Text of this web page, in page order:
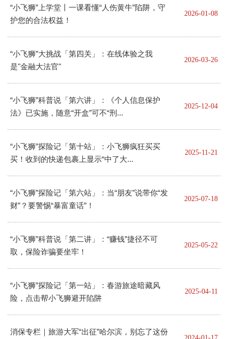
“小飞狮”上学堂丨一课看懂“人伤黄牛”陷阱，守
护您的合法权益！
2026-01-08
“小飞狮”大挑战「第四关」：在线体验之我
是"金融大法官"
2026-03-26
“小飞狮”科普说「第六讲」：《个人信息保护
法》已实施，随意“开盒”可不“刑...
2025-12-04
“小飞狮”探险记「第十站」：小飞狮疯狂买买
买！收到的快递包裹上显示“中了大...
2025-11-21
“小飞狮”探险记「第六站」：当“朋友”说带你“发
财”？要警惕“暴富童话”！
2025-07-18
“小飞狮”科普说「第二讲」：“赚钱”捷径不可
取，保险诈骗要坐牢！
2025-05-22
“小飞狮”探险记「第一站」：春游旅途暗藏风
险，点击帮小飞狮避开陷阱
2025-04-11
消保专栏｜旅游大军“出征”哈尔滨，别忘了这份